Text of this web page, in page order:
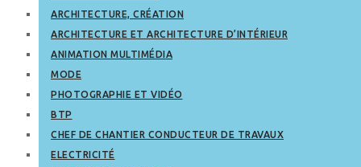
ARCHITECTURE, CRÉATION
ARCHITECTURE ET ARCHITECTURE D’INTÉRIEUR
ANIMATION MULTIMÉDIA
MODE
PHOTOGRAPHIE ET VIDÉO
BTP
CHEF DE CHANTIER CONDUCTEUR DE TRAVAUX
ELECTRICITÉ